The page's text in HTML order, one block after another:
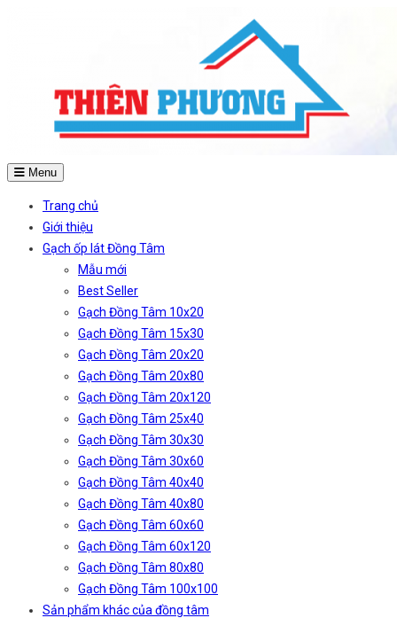
Menu
Trang chủ
Giới thiệu
Gạch ốp lát Đồng Tâm
Mẫu mới
Best Seller
Gạch Đồng Tâm 10x20
Gạch Đồng Tâm 15x30
Gạch Đồng Tâm 20x20
Gạch Đồng Tâm 20x80
Gạch Đồng Tâm 20x120
Gạch Đồng Tâm 25x40
Gạch Đồng Tâm 30x30
Gạch Đồng Tâm 30x60
Gạch Đồng Tâm 40x40
Gạch Đồng Tâm 40x80
Gạch Đồng Tâm 60x60
Gạch Đồng Tâm 60x120
Gạch Đồng Tâm 80x80
Gạch Đồng Tâm 100x100
Sản phẩm khác của đồng tâm